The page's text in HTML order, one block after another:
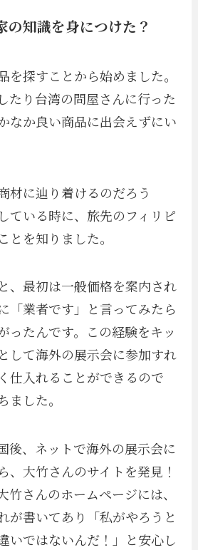
の知識を身につけた？
を探すことから始めました。
たり台湾の問屋さんに行った
なか良い商品に出会えずにい
材に辿り着けるのだろう
ている時に、旅先のフィリピ
とを知りました。
、最初は一般価格を案内され
「業者です」と言ってみたら
ったんです。この経験をキッ
して海外の展示会に参加すれ
仕入れることができるので
ました。
後、ネットで海外の展示会に
、大竹さんのサイトを発見！
竹さんのホームページには、
が書いてあり「私がやろうと
いではないんだ！」と安心し